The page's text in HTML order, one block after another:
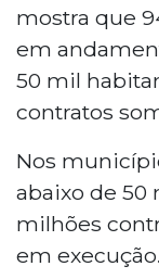
mostra que
em
50 mil
contratos
Nos
abaixo de 50
milhões
em execução.